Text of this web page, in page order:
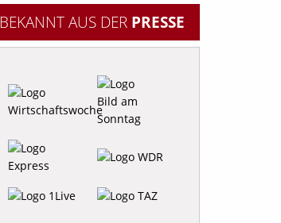
BEKANNT AUS DER PRESSE